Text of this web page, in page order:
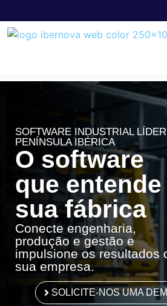
SOFTWARE INDUSTRIAL
PENÍNSULA IBÉRICA
O software
que entende
sua fábrica
Conecte engenharia,
produção e gestão e
impulsione os resultados
sua empresa.
SOLICITE-NOS UMA